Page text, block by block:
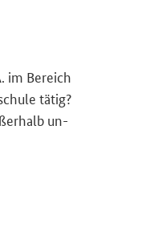
im Be­reich
tätig?
un­